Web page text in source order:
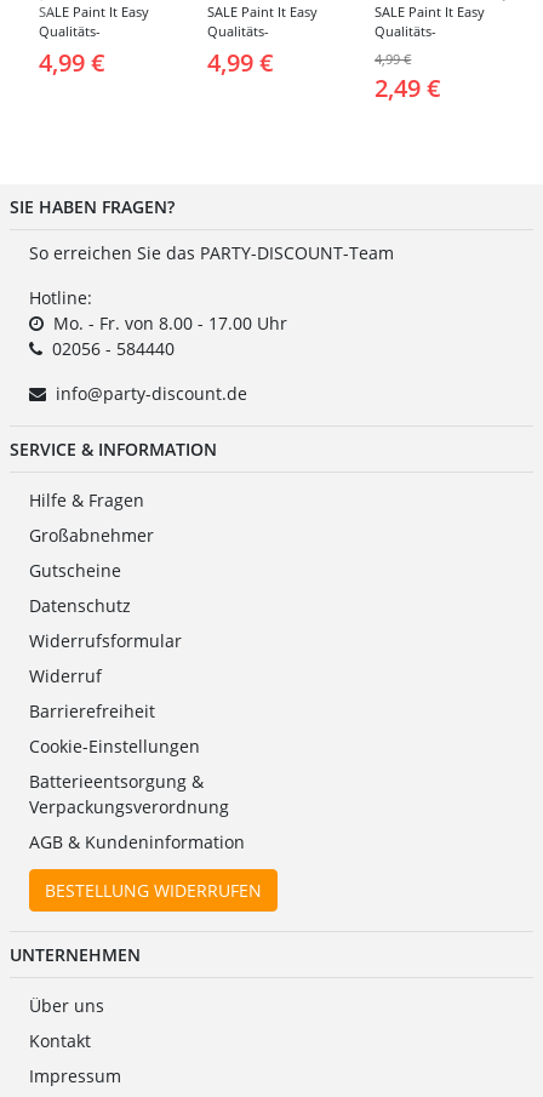
SALE Paint It Easy
Qualitäts-
Rund, 2 Stück, für
4,99 €
SALE Paint It Easy
Qualitäts-
Stoppelschwamm, 2
4,99 €
SALE Paint It Easy
Qualitäts-
klein, für Gesicht
und Körper
4,99 €
2,49 €
SIE HABEN FRAGEN?
So erreichen Sie das PARTY-DISCOUNT-Team
Hotline:
Mo. - Fr. von 8.00 - 17.00 Uhr
02056 - 584440
info@party-discount.de
SERVICE & INFORMATION
Hilfe & Fragen
Großabnehmer
Gutscheine
Datenschutz
Widerrufsformular
Widerruf
Barrierefreiheit
Cookie-Einstellungen
Batterieentsorgung &
Verpackungsverordnung
AGB & Kundeninformation
BESTELLUNG WIDERRUFEN
UNTERNEHMEN
Über uns
Kontakt
Impressum